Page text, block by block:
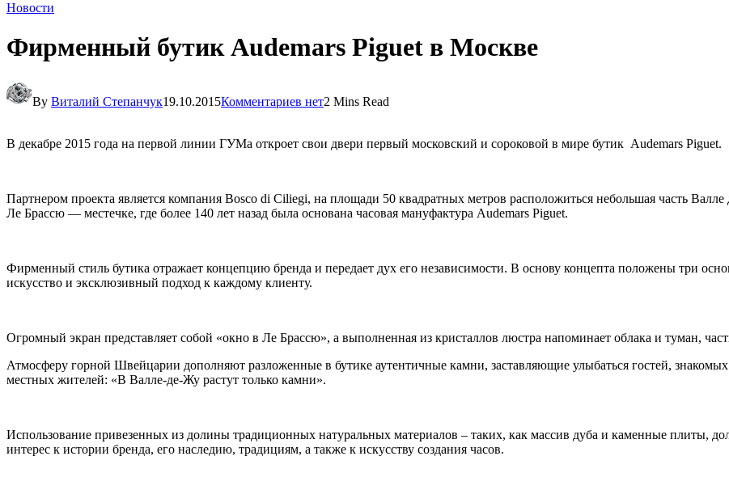
Новости
Фирменный бутик Audemars Piguet в Москве
By Виталий Степанчук19.10.2015Комментариев нет2 Mins Read
В декабре 2015 года на первой линии ГУМа откроет свои двери первый московский и сороковой в мире бутик Audemars Piguet.
Партнером проекта является компания Bosco di Ciliegi, на площади 50 квадратных метров расположиться небольшая часть
Ле Брассю — местечке, где более 140 лет назад была основана часовая мануфактура Audemars Piguet.
Фирменный стиль бутика отражает концепцию бренда и передает дух его независимости. В основу концепта положены три
искусство и эксклюзивный подход к каждому клиенту.
Огромный экран представляет собой «окно в Ле Брассю», а выполненная из кристаллов люстра напоминает облака и туман,
Атмосферу горной Швейцарии дополняют разложенные в бутике аутентичные камни, заставляющие улыбаться гостей,
местных жителей: «В Валле-де-Жу растут только камни».
Использование привезенных из долины традиционных натуральных материалов – таких, как массив дуба и каменные плиты,
интерес к истории бренда, его наследию, традициям, а также к искусству создания часов.